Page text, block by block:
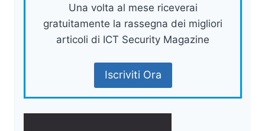
Una volta al mese riceverai
gratuitamente la rassegna dei migliori
articoli di ICT Security Magazine
Iscriviti Ora